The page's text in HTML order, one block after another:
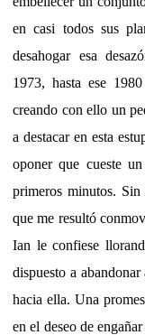
en casi todos sus
desahogar esa
1973, hasta ese
creando con ello un
a destacar en esta
oponer que cueste
primeros minutos.
que me resultó
Ian le confiese
dispuesto a
hacia ella. Una
en el deseo de